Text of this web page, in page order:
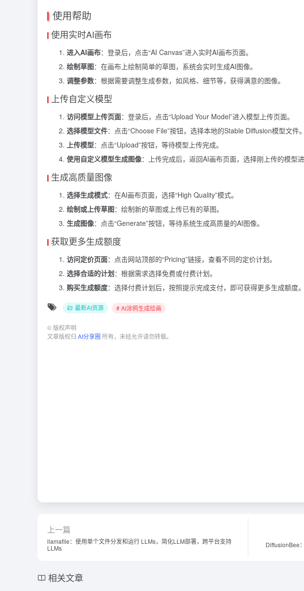
使用帮助
使用实时AI画布
进入AI画布：登录后，点击“AI Canvas”进入实时AI画布页面。
绘制草图：在画布上绘制简单的草图，系统会实时生成AI图像。
调整参数：根据需要调整生成参数，如风格、细节等，获得满意的图像。
上传自定义模型
访问模型上传页面：登录后，点击“Upload Your Model”进入模型上传页面。
选择模型文件：点击“Choose File”按钮，选择本地的Stable Diffusion模型文件。
上传模型：点击“Upload”按钮，等待模型上传完成。
使用自定义模型生成图像：上传完成后，返回AI画布页面，选择刚上传的模型进
生成高质量图像
选择生成模式：在AI画布页面，选择“High Quality”模式。
绘制或上传草图：绘制新的草图或上传已有的草图。
生成图像：点击“Generate”按钮，等待系统生成高质量的AI图像。
获取更多生成额度
访问定价页面：点击网站顶部的“Pricing”链接，查看不同的定价计划。
选择合适的计划：根据需求选择免费或付费计划。
购买生成额度：选择付费计划后，按照提示完成支付，即可获得更多生成额度。
最新AI资源 # AI涂鸦生成绘画
© 版权声明
文章版权归 AI分享圈 所有，未经允许请勿转载。
上一篇
llamafile：使用单个文件分发和运行 LLMs，简化LLM部署，跨平台支持
LLMs
DiffusionBee
相关文章